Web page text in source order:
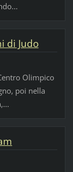
di Judo
Olimpico
poi nella